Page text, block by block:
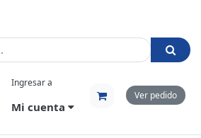
Ingresar a
Mi cuenta
Ver pedido